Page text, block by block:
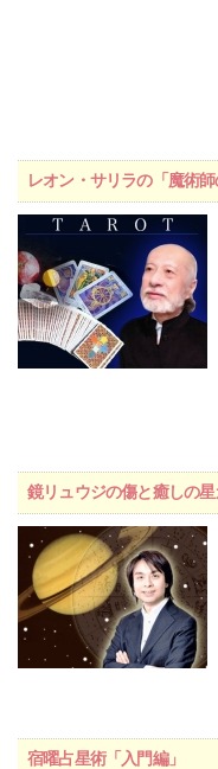
レオン・サリラの「魔術
鏡リュウジの傷と癒しの
宿曜占星術「入門編」